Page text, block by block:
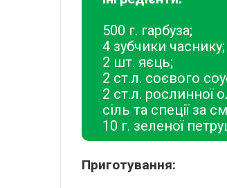
500 г. гарбуза;
4 зубчики часнику;
2 шт. яєць;
2 ст.л. соєвого
2 ст.л. рослинної
сіль та спеції за
10 г. зеленої
Приготування: